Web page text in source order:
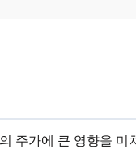
주가에 큰 영향을